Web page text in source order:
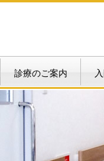
診療のご案内